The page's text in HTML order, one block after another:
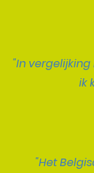
"In
ik
"Het